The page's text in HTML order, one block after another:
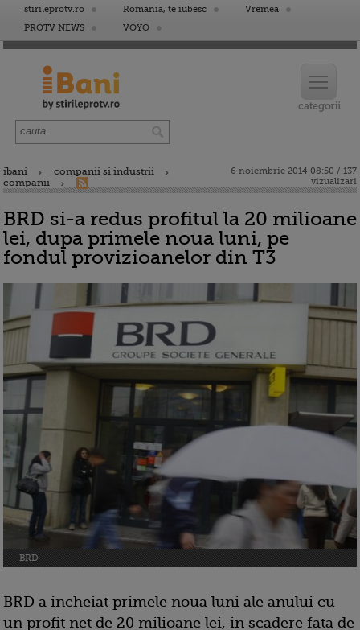
stirileprotv.ro Romania, te iubesc
Vremea
PROTV NEWS
VOYO
ibani
companii si industrii
companii
6 noiembrie 2014 08:50 / 137
vizualizari
BRD si-a redus profitul la 20 milioane
lei, dupa primele noua luni, pe
fondul provizioanelor din T3
BRD
BRD a incheiat primele noua luni ale anului cu
un profit net de 20 milioane lei, in scadere fata de